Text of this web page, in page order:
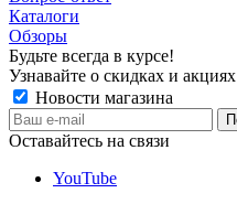
Каталоги
Обзоры
Будьте всегда в курсе!
Узнавайте о скидках и
Новости магазина
Оставайтесь на связи
YouTube